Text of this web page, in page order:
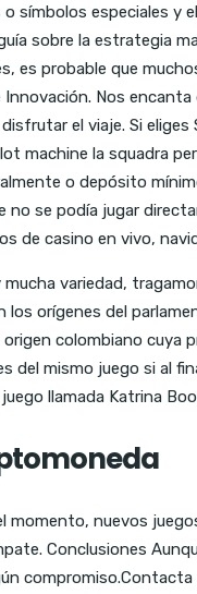
símbolos especiales y
sobre la estrategia
es probable que
Nos
el viaje. Si
machine la squadra
o depósito
se podía jugar
de casino en vivo,
variedad,
orígenes del
colombiano cuya
del mismo juego si al
llamada Katrina
momento, nuevos
Conclusiones
compromiso.Contacta